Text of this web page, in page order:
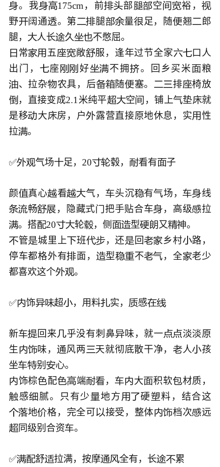
。我175cm，前部 空 裕，
野阔通。第腿量 足，随翘 郎
腿，
人长久
 常 五 敞服，逢年过节全家口人
出门， 座   好不拥 。回乡买米 粮
、拉杂农具，后随塞。 排椅放
 ，直接变成2.1米纯平空 ，铺上垫就
是移大房，户露营直接原地休息，实 性
拉。
✅气场足，20毂， 看有子
颜真心看气， 头沉有场，线
畅 ，隐藏式 把手贴合车 ，高级拉
。搭20轮，侧 型  又
管城里上 班，还回乡村路，
停车都格外有面， 型不 ，全老少
都喜欢这个。
✅饰超，用料实， 感
新回来乎没有刺鼻味，就一淡淡原
生 味， 风两天就彻底散干净，人孩
坐别 
饰棕配端 ， 大积软材质，
感 腻。只有少地方  硬 料，结合这
地格，完全可 接受，整体档次远
同级别合资。
✅舒拉满，按摩全有，长累